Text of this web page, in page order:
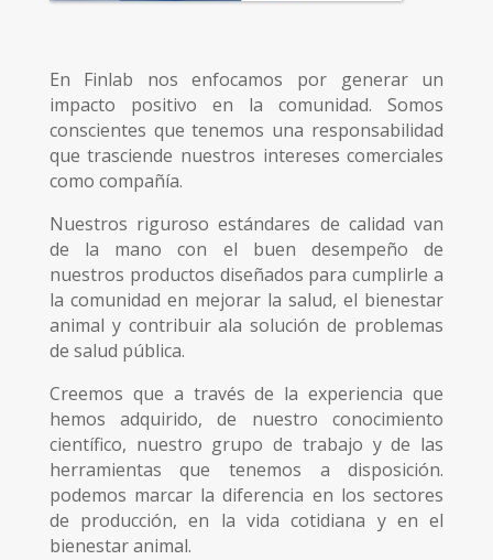
En Finlab nos enfocamos por generar un
impacto positivo en la comunidad. Somos
conscientes que tenemos una responsabilidad
que trasciende nuestros intereses comerciales
como compañía.
Nuestros riguroso estándares de calidad van
de la mano con el buen desempeño de
nuestros productos diseñados para cumplirle a
la comunidad en mejorar la salud, el bienestar
animal y contribuir ala solución de problemas
de salud pública.
Creemos que a través de la experiencia que
hemos adquirido, de nuestro conocimiento
científico, nuestro grupo de trabajo y de las
herramientas que tenemos a disposición.
podemos marcar la diferencia en los sectores
de producción, en la vida cotidiana y en el
bienestar animal.